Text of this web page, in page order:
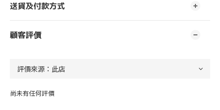
送貨及付款方式
顧客評價
尚未有任何評價